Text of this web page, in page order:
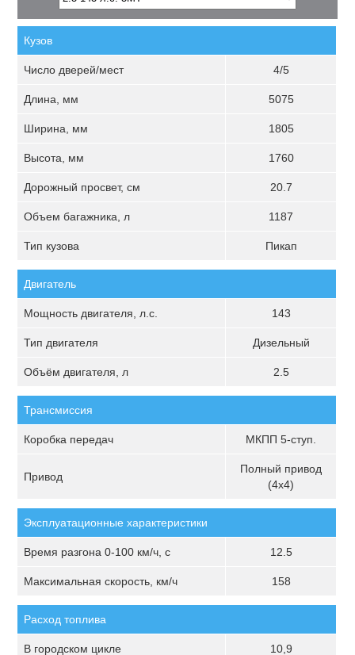
Кузов
Число дверей/мест 4/5
Длина, мм 5075
Ширина, мм 1805
Высота, мм 1760
Дорожный просвет, см 20.7
Объем багажника, л 1187
Тип кузова Пикап
Двигатель
Мощность двигателя, л.с. 143
Тип двигателя Дизельный
Объём двигателя, л 2.5
Трансмиссия
Коробка передач МКПП 5-ступ.
Привод
Полный привод
(4х4)
Эксплуатационные характеристики
Время разгона 0-100 км/ч, с 12.5
Максимальная скорость, км/ч 158
Расход топлива
В городском цикле 10,9